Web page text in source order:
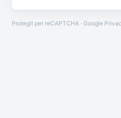
Protegit per reCAPTCHA · Google